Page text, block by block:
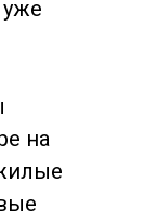
на